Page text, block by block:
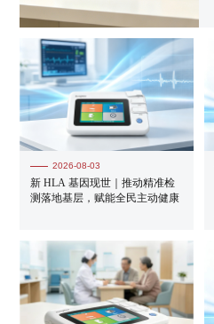
2026-08-03
新 HLA 基因现世｜推动精准检
测落地基层，赋能全民主动健康